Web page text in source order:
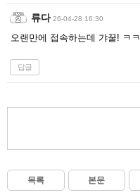
류다 26-04-28 16:30
오랜만에 접속하는데 갸꿀! ㅋㅋ
답글
목록 본문